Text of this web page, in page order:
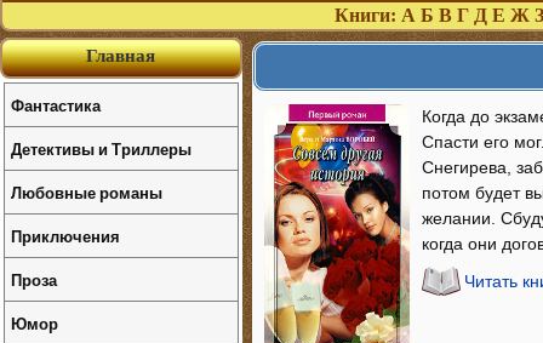
Книги: А Б В Г Д Е Ж З
Когда до
Спасти его
Снегирева,
потом будет
желании.
когда они
Читать
Главная
Фантастика
Детективы и Триллеры
Любовные романы
Приключения
Проза
Юмор